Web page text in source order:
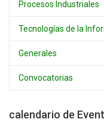
Procesos Industriales
Tecnologías de la
Generales
Convocatorias
calendario de